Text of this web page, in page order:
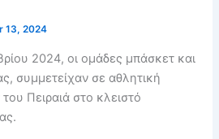
13, 2024
2024, οι ομάδες μπάσκετ και
συμμετείχαν σε αθλητική
Πειραιά στο κλειστό